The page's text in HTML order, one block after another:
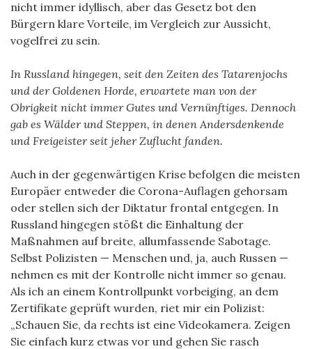
nicht immer idyllisch, aber das Gesetz bot den
Bürgern klare Vorteile, im Vergleich zur Aussicht,
vogelfrei zu sein.
In Russland hingegen, seit den Zeiten des Tatarenjochs
und der Goldenen Horde, erwartete man von der
Obrigkeit nicht immer Gutes und Vernünftiges. Dennoch
gab es Wälder und Steppen, in denen Andersdenkende
und Freigeister seit jeher Zuflucht fanden.
Auch in der gegenwärtigen Krise befolgen die meisten
Europäer entweder die Corona-Auflagen gehorsam
oder stellen sich der Diktatur frontal entgegen. In
Russland hingegen stößt die Einhaltung der
Maßnahmen auf breite, allumfassende Sabotage.
Selbst Polizisten — Menschen und, ja, auch Russen —
nehmen es mit der Kontrolle nicht immer so genau.
Als ich an einem Kontrollpunkt vorbeiging, an dem
Zertifikate geprüft wurden, riet mir ein Polizist:
„Schauen Sie, da rechts ist eine Videokamera. Zeigen
Sie einfach kurz etwas vor und gehen Sie rasch